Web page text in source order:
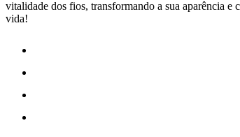
vitalidade dos fios, transformando a sua aparência e
vida!